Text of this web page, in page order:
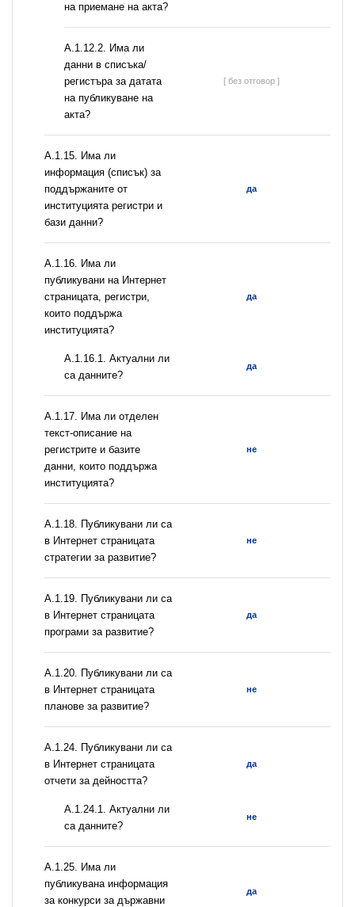
на приемане на акта?
A.1.12.2. Има ли
данни в списъка/
регистъра за датата
на публикуване на
акта?
[ без отговор ]
А.1.15. Има ли
информация (списък) за
поддържаните от
институцията регистри и
бази данни?
да
А.1.16. Има ли
публикувани на Интернет
страницата, регистри,
които поддържа
институцията?
да
A.1.16.1. Актуални ли
са данните?
да
А.1.17. Има ли отделен
текст-описание на
регистрите и базите
данни, които поддържа
институцията?
не
А.1.18. Публикувани ли са
в Интернет страницата
стратегии за развитие?
не
А.1.19. Публикувани ли са
в Интернет страницата
програми за развитие?
да
А.1.20. Публикувани ли са
в Интернет страницата
планове за развитие?
не
А.1.24. Публикувани ли са
в Интернет страницата
отчети за дейността?
да
A.1.24.1. Актуални ли
са данните?
не
А.1.25. Има ли
публикувана информация
за конкурси за държавни
да